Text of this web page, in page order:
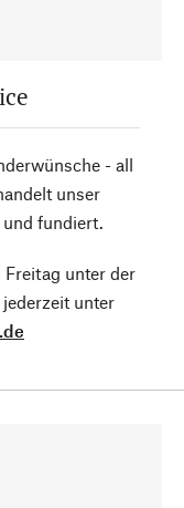
- all
unser
fundiert.
unter der
unter